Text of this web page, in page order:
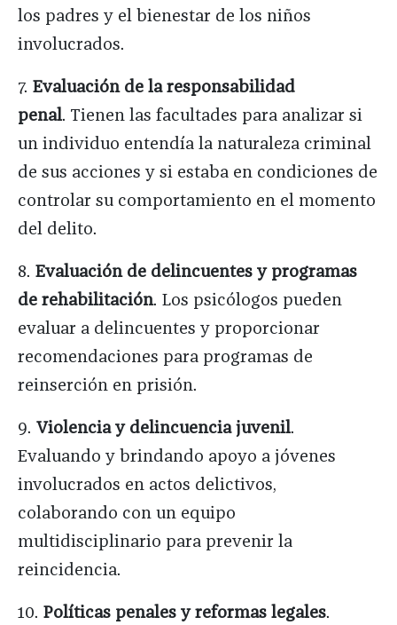
los padres y el bienestar de los niños
involucrados.
7. Evaluación de la responsabilidad
penal. Tienen las facultades para analizar si
un individuo entendía la naturaleza criminal
de sus acciones y si estaba en condiciones de
controlar su comportamiento en el momento
del delito.
8. Evaluación de delincuentes y programas
de rehabilitación. Los psicólogos pueden
evaluar a delincuentes y proporcionar
recomendaciones para programas de
reinserción en prisión.
9. Violencia y delincuencia juvenil.
Evaluando y brindando apoyo a jóvenes
involucrados en actos delictivos,
colaborando con un equipo
multidisciplinario para prevenir la
reincidencia.
10. Políticas penales y reformas legales.